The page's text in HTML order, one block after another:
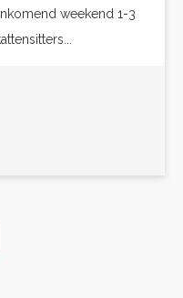
weekend 1-3